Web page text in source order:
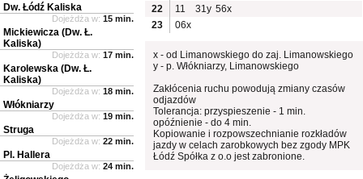
22
11 31y 56x
23
06x
x - od Limanowskiego do zaj. Limanowskiego
y - p. Włókniarzy, Limanowskiego
Zakłócenia ruchu powodują zmiany czasów
odjazdów
Tolerancja: przyspieszenie - 1 min.
opóźnienie - do 4 min.
Kopiowanie i rozpowszechnianie rozkładów
jazdy w celach zarobkowych bez zgody MPK
Łódź Spółka z o.o jest zabronione.
Dw. Łódź Kaliska
Dojeżdża w: 15 min.
Mickiewicza (Dw. Ł.
Kaliska)
Dojeżdża w: 17 min.
Karolewska (Dw. Ł.
Kaliska)
Dojeżdża w: 18 min.
Włókniarzy
Dojeżdża w: 19 min.
Struga
Dojeżdża w: 22 min.
Pl. Hallera
Dojeżdża w: 24 min.